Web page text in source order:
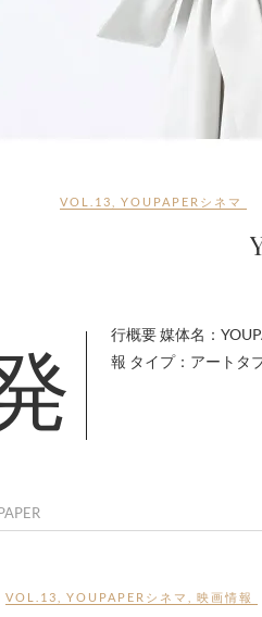
VOL.13 YOUPAPERシネマ
コード：4589486374134 表 紙：松岡茉優 モデル：映画情 報 タイプ：アートタ
VOL.13 YOUPAPERシネマ 映画情報